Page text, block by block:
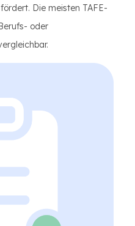
Die meisten TAFE-
oder